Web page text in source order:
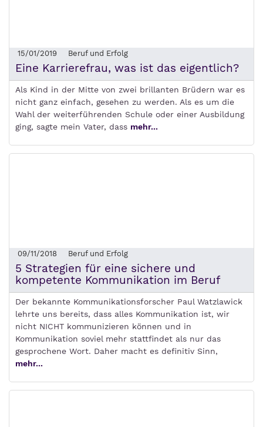
15/01/2019 Beruf und Erfolg
Eine Karrierefrau, was ist das eigentlich?
Als Kind in der Mitte von zwei brillanten Brüdern war es
nicht ganz einfach, gesehen zu werden. Als es um die
Wahl der weiterführenden Schule oder einer Ausbildung
ging, sagte mein Vater, dass mehr...
09/11/2018 Beruf und Erfolg
5 Strategien für eine sichere und
kompetente Kommunikation im Beruf
Der bekannte Kommunikationsforscher Paul Watzlawick
lehrte uns bereits, dass alles Kommunikation ist, wir
nicht NICHT kommunizieren können und in
Kommunikation soviel mehr stattfindet als nur das
gesprochene Wort. Daher macht es definitiv Sinn,
mehr...